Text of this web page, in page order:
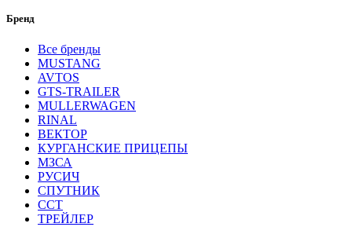
Бренд
Все бренды
MUSTANG
AVTOS
GTS-TRAILER
MULLERWAGEN
RINAL
ВЕКТОР
КУРГАНСКИЕ ПРИЦЕПЫ
МЗСА
РУСИЧ
СПУТНИК
ССТ
ТРЕЙЛЕР